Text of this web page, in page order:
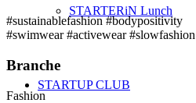
STARTERiN Lunch
STARTUP CLUB
#sustainablefashion #bodypositivity
#swimwear #activewear #slowfashion
Branche
Fashion